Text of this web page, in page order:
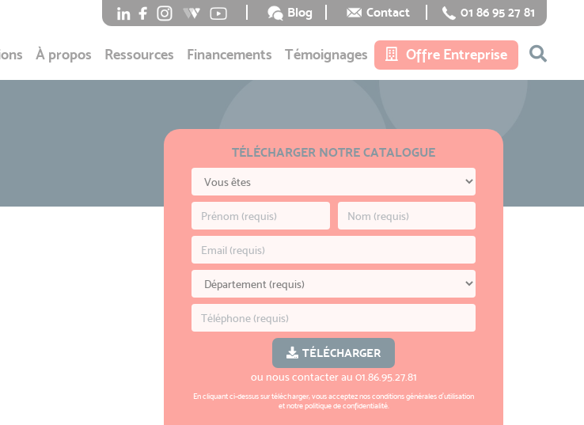
Blog Contact 01 86 95 27 81
À propos Ressources Financements Témoignages Offre Entreprise
TÉLÉCHARGER NOTRE CATALOGUE
TÉLÉCHARGER
ou nous contacter au 01.86.95.27.81
En cliquant ci-dessus sur télécharger, vous acceptez nosconditions générales d'utilisation
et notrepolitique de confidentialité.